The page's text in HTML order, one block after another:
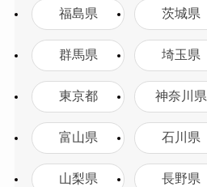
福島県 茨城県
群馬県 埼玉県
東京都 神奈川県
富山県 石川県
山梨県 長野県